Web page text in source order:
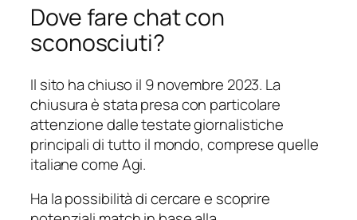
Dove fare chat con
sconosciuti?
Il sito ha chiuso il 9 novembre 2023. La
chiusura è stata presa con particolare
attenzione dalle testate giornalistiche
principali di tutto il mondo, comprese quelle
italiane come Agi.
Ha la possibilità di cercare e scoprire